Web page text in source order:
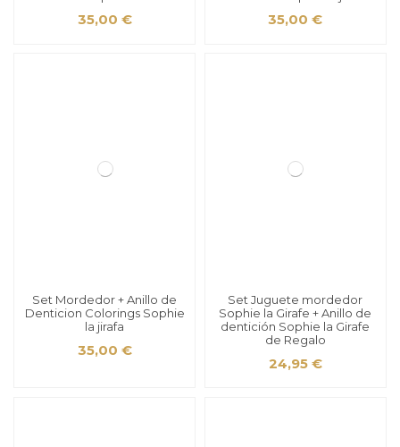
35,00 € 35,00 €
Set Mordedor + Anillo de
Denticion Colorings Sophie
la jirafa
35,00 €
Set Juguete mordedor
Sophie la Girafe + Anillo de
dentición Sophie la Girafe
de Regalo
24,95 €